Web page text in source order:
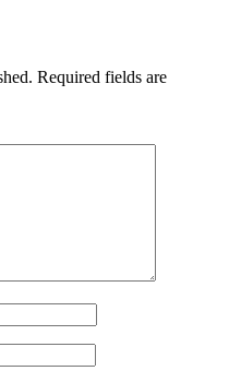
Required fields are